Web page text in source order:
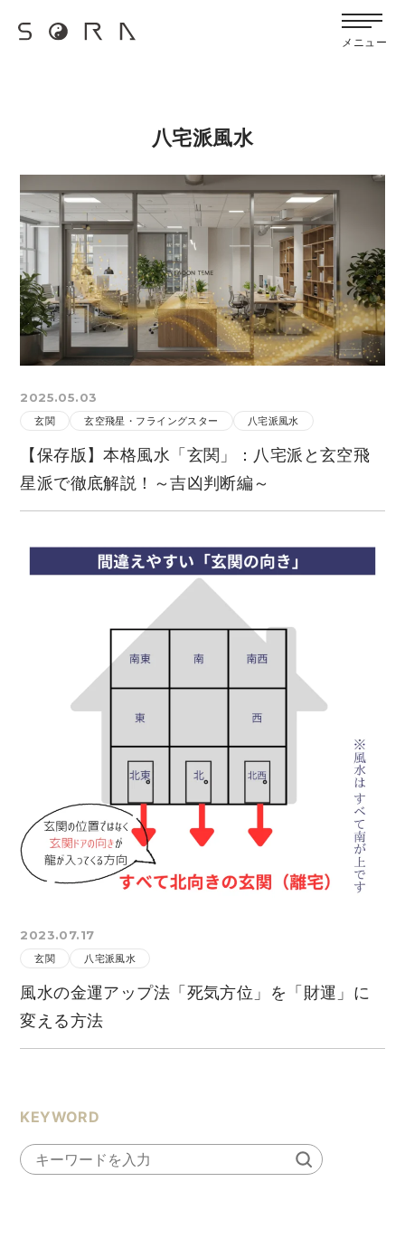
メニュー
八宅派風水
2025.05.03
玄関 玄空飛星・フライングスター 八宅派風水
【保存版】本格風水「玄関」：八宅派と玄空飛
星派で徹底解説！～吉凶判断編～
2023.07.17
玄関 八宅派風水
風水の金運アップ法「死気方位」を「財運」に
変える方法
KEYWORD